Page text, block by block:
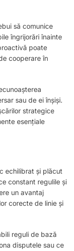
să comunice
îngrijorări înainte
poate
cooperare în
sau de ei înșiși.
strategice
esențiale
echilibrat și plăcut
constant regulile și
un avantaj
corecte de linie și
reguli de bază
disputele sau ce